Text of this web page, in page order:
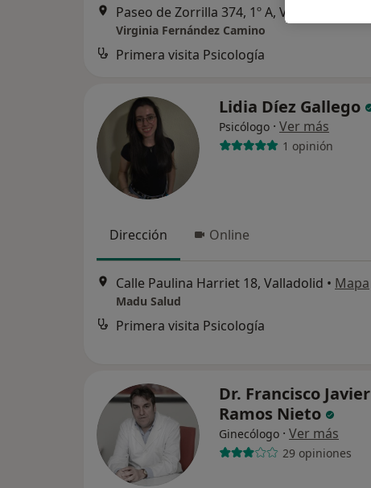
Paseo de Zorrilla 374, 1º A, Valladolid
Virginia Fernández Camino
Primera visita Psicología
Lidia Díez Gallego
Psicólogo · Ver más
1 opinión
Dirección Online
Calle Paulina Harriet 18, Valladolid • Mapa
Madu Salud
Primera visita Psicología
Dr. Francisco Javier
Ramos Nieto
Ginecólogo · Ver más
29 opiniones